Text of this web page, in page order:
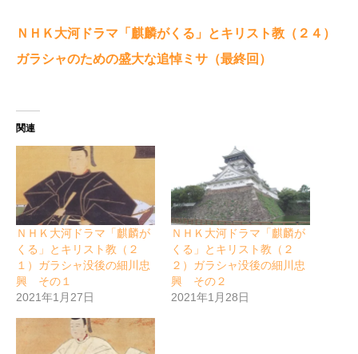
ＮＨＫ大河ドラマ「麒麟がくる」とキリスト教（２４）
ガラシャのための盛大な追悼ミサ（最終回）
関連
ＮＨＫ大河ドラマ「麒麟が
くる」とキリスト教（２
１）ガラシャ没後の細川忠
興 その１
2021年1月27日
ＮＨＫ大河ドラマ「麒麟が
くる」とキリスト教（２
２）ガラシャ没後の細川忠
興 その２
2021年1月28日